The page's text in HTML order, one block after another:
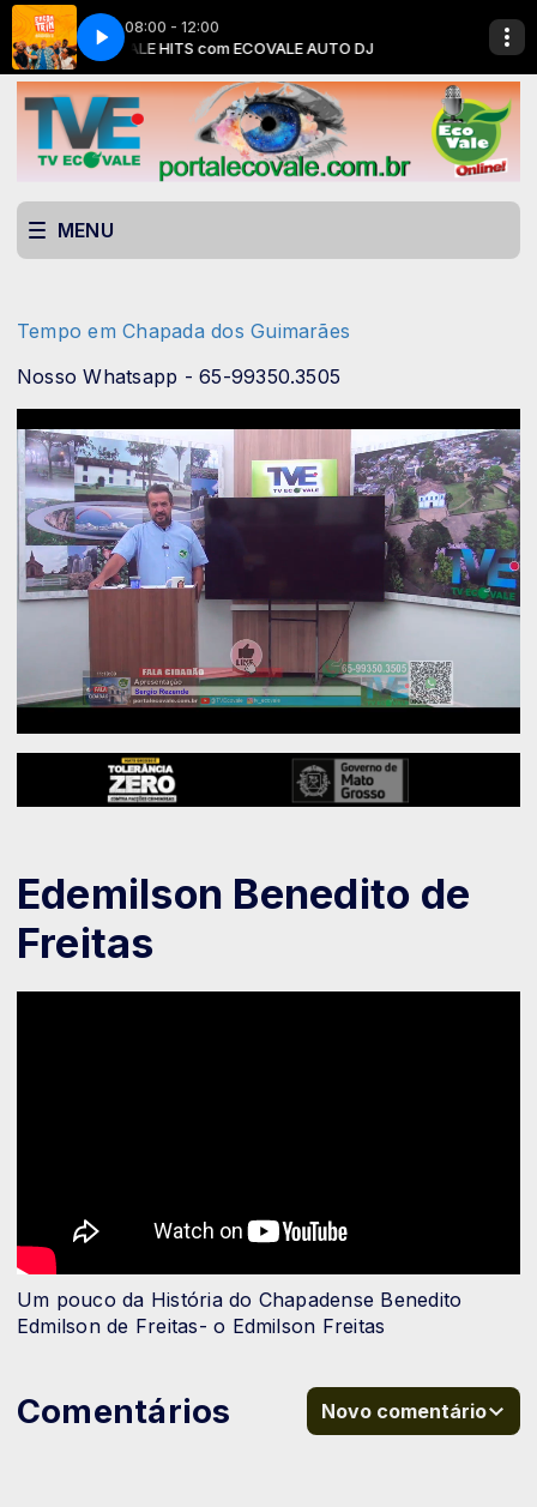
08:00 - 12:00
DJ ECOVALE HITS com ECOVALE AUTO DJ
de NoiteDi Propósito - Anestesia _ Na Nossa Sala _ Fica à Vontade _
MENU
Tempo em Chapada dos Guimarães
Nosso Whatsapp - 65-99350.3505
Edemilson Benedito de
Freitas
Um pouco da História do Chapadense Benedito
Edmilson de Freitas- o Edmilson Freitas
Comentários Novo comentário